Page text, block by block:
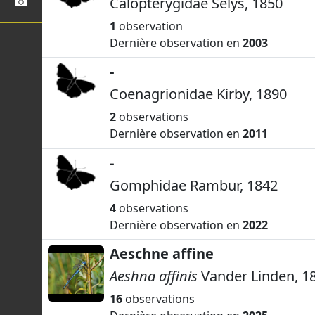
1 observation
Dernière observation en 2003
-
Coenagrionidae Kirby, 1890
2 observations
Dernière observation en 2011
-
Gomphidae Rambur, 1842
4 observations
Dernière observation en 2022
Aeschne affine
Aeshna affinis Vander Linden,
16 observations